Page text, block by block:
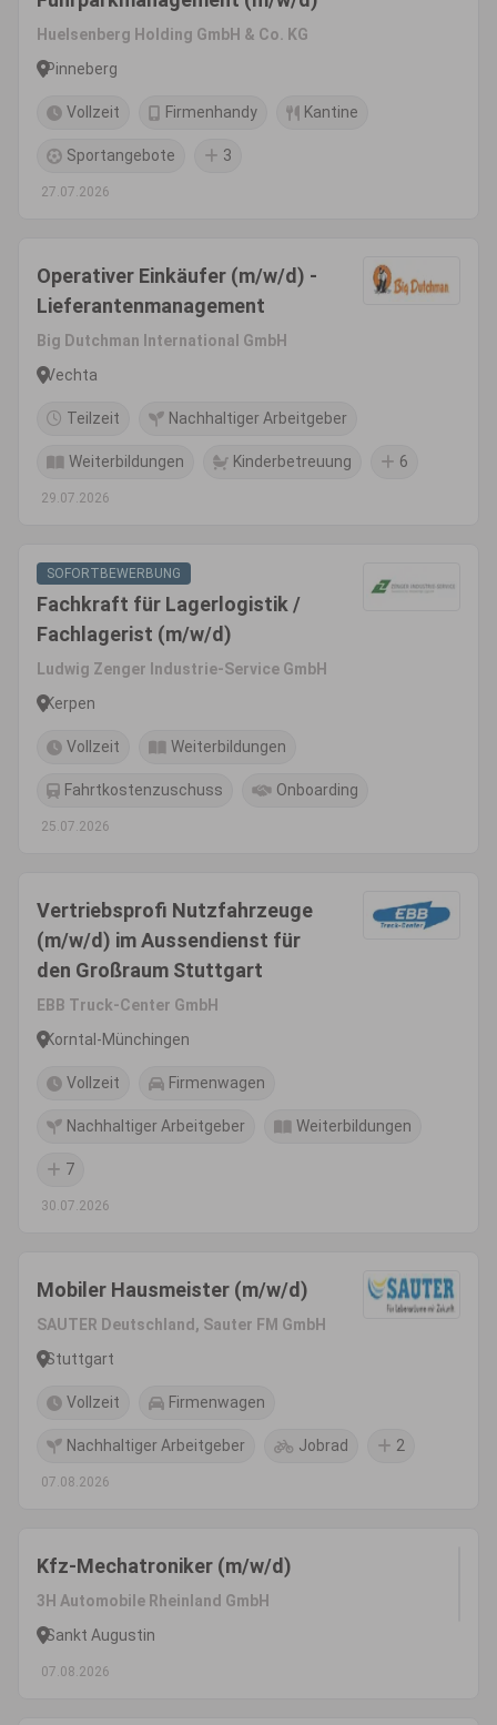
Huelsenberg Holding GmbH & Co. KG
Pinneberg
Vollzeit Firmenhandy Kantine
Sportangebote 3
27.07.2026
Operativer Einkäufer (m/w/d) -
Lieferantenmanagement
Big Dutchman International GmbH
Vechta
Teilzeit Nachhaltiger Arbeitgeber
Weiterbildungen Kinderbetreuung 6
29.07.2026
SOFORTBEWERBUNG
Fachkraft für Lagerlogistik /
Fachlagerist (m/w/d)
Ludwig Zenger Industrie-Service GmbH
Kerpen
Vollzeit Weiterbildungen
Fahrtkostenzuschuss Onboarding
25.07.2026
Vertriebsprofi Nutzfahrzeuge
(m/w/d) im Aussendienst für
den Großraum Stuttgart
EBB Truck-Center GmbH
Korntal-Münchingen
Vollzeit Firmenwagen
Nachhaltiger Arbeitgeber Weiterbildungen
7
30.07.2026
Mobiler Hausmeister (m/w/d)
SAUTER Deutschland, Sauter FM GmbH
Stuttgart
Vollzeit Firmenwagen
Nachhaltiger Arbeitgeber Jobrad 2
07.08.2026
Kfz-Mechatroniker (m/w/d)
3H Automobile Rheinland GmbH
Sankt Augustin
07.08.2026